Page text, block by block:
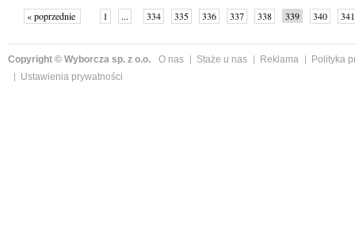
« poprzednie 1 ... 334 335 336 337 338 339 340
341
Copyright © Wyborcza sp. z o.o. O nas Staże u nas Reklama
Polityka
Ustawienia prywatności